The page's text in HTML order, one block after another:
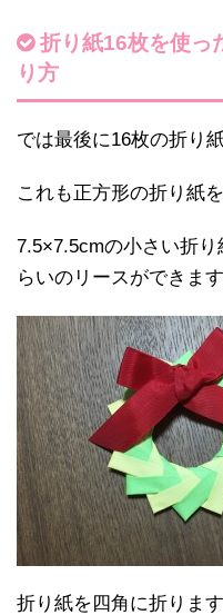
折り紙16枚を使っ
り方
では最後に16枚の折り
これも正方形の折り紙
7.5×7.5cmの小さい折り
らいのリースができます
折り紙を四角に折ります